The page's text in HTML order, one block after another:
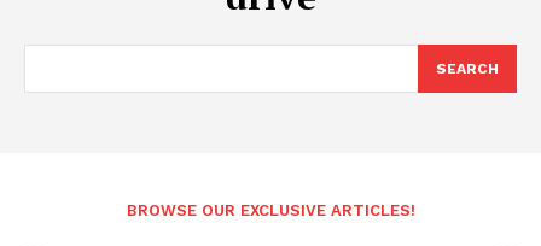
SEARCH
BROWSE OUR EXCLUSIVE ARTICLES!